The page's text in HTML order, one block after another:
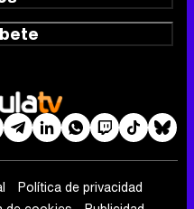
Política de privacidad